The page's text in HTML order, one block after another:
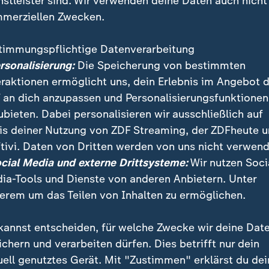
Thomas Häsler
werden Alba Berlin oder die Bamberg
Heimsiegen 2:0 geführt, ehe Bamberg am
und auf 1:2 verkürzte.
oder Berlin: Bayern Favorit im
die Münchner eindeutiger Favorit. Das Pesic-
noch ungeschlagen und hat fünf seiner sechs
Differenz gewonnen.
sind für 12., 14. und 17. Juni angesetzt. Ein
Finale würde am 19. und 21. Juni steigen.
Zwecken.
Datenverarbeitung
Die Speicherung von bestimmten
ermöglicht uns, dein Erlebnis im Angebot
an dich anzupassen und Personalisierungsfunktionen
Dabei personalisieren wir ausschließlich auf
deiner Nutzung von ZDF Streaming, der ZDFheute
Daten von Dritten werden von uns nicht
Media und externe Drittsysteme:Wir nutzen
Tools und Dienste von anderen Anbietern. Unter
um das Teilen von Inhalten zu ermöglichen.
entscheiden, für welche Zwecke wir deine
und verarbeiten dürfen. Dies betrifft nur dein
genutztes Gerät. Mit "Zustimmen" erklärst du